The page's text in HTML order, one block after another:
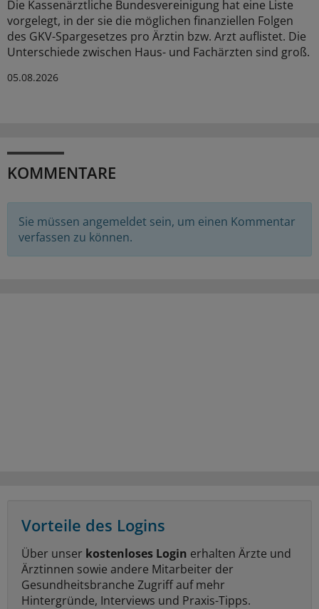
Die Kassenärztliche Bundesvereinigung hat eine Liste
vorgelegt, in der sie die möglichen finanziellen Folgen
des GKV-Spargesetzes pro Ärztin bzw. Arzt auflistet. Die
Unterschiede zwischen Haus- und Fachärzten sind groß.
05.08.2026
KOMMENTARE
Sie müssen angemeldet sein, um einen Kommentar
verfassen zu können.
Vorteile des Logins
Über unser kostenloses Login erhalten Ärzte und
Ärztinnen sowie andere Mitarbeiter der
Gesundheitsbranche Zugriff auf mehr
Hintergründe, Interviews und Praxis-Tipps.